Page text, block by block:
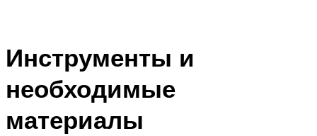
Инструменты и
необходимые
материалы